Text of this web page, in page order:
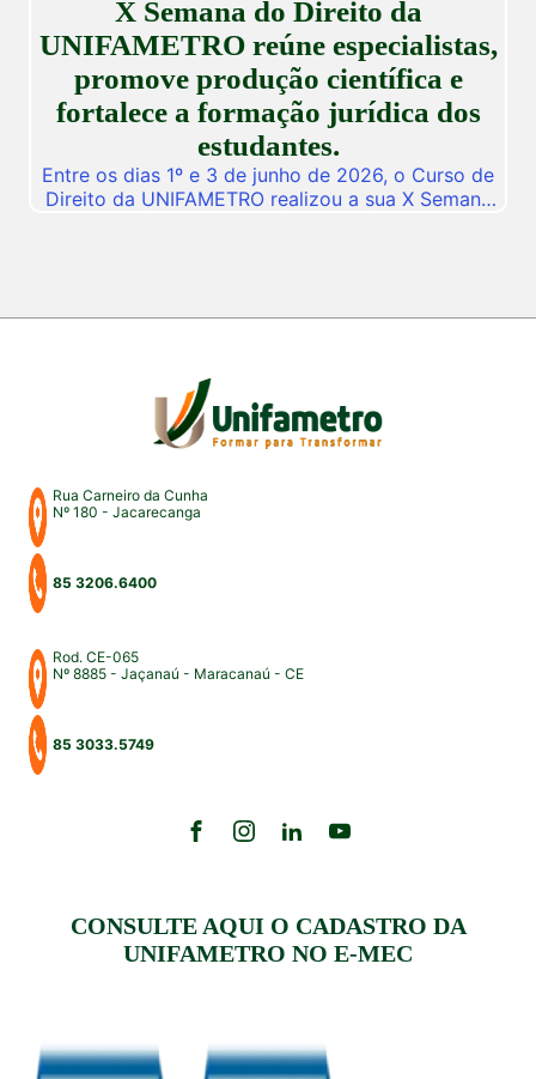
descobertas científicas. Com o propósito central
de […]
X Semana do Direito da
UNIFAMETRO reúne especialistas,
promove produção científica e
fortalece a formação jurídica dos
estudantes.
Entre os dias 1º e 3 de junho de 2026, o Curso de
Direito da UNIFAMETRO realizou a sua X Semana
professores, profissionais do Direito e convidados
Rua Carneiro da Cunha
Nº 180 - Jacarecanga
85 3206.6400
Rod. CE-065
Nº 8885 - Jaçanaú - Maracanaú - CE
85 3033.5749
CONSULTE AQUI O CADASTRO DA
UNIFAMETRO NO E-MEC